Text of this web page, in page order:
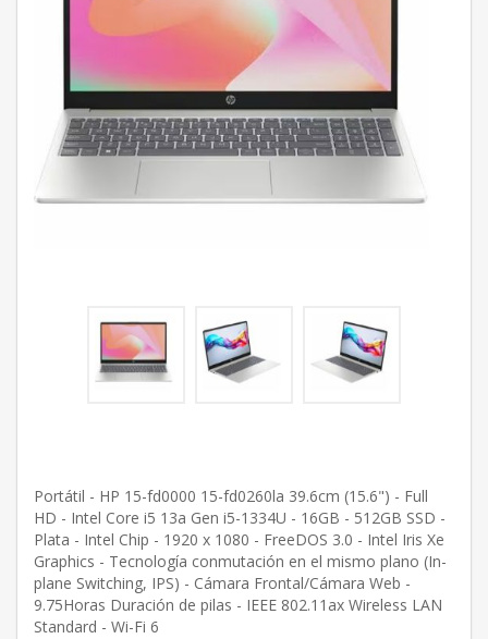
Portátil - HP 15-fd0000 15-fd0260la 39.6cm (15.6") - Full
HD - Intel Core i5 13a Gen i5-1334U - 16GB - 512GB SSD -
Plata - Intel Chip - 1920 x 1080 - FreeDOS 3.0 - Intel Iris Xe
Graphics - Tecnología conmutación en el mismo plano (In-
plane Switching, IPS) - Cámara Frontal/Cámara Web -
9.75Horas Duración de pilas - IEEE 802.11ax Wireless LAN
Standard - Wi-Fi 6